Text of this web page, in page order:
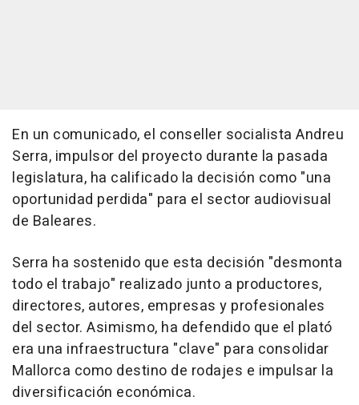
En un comunicado, el conseller socialista Andreu
Serra, impulsor del proyecto durante la pasada
legislatura, ha calificado la decisión como "una
oportunidad perdida" para el sector audiovisual
de Baleares.
Serra ha sostenido que esta decisión "desmonta
todo el trabajo" realizado junto a productores,
directores, autores, empresas y profesionales
del sector. Asimismo, ha defendido que el plató
era una infraestructura "clave" para consolidar
Mallorca como destino de rodajes e impulsar la
diversificación económica.